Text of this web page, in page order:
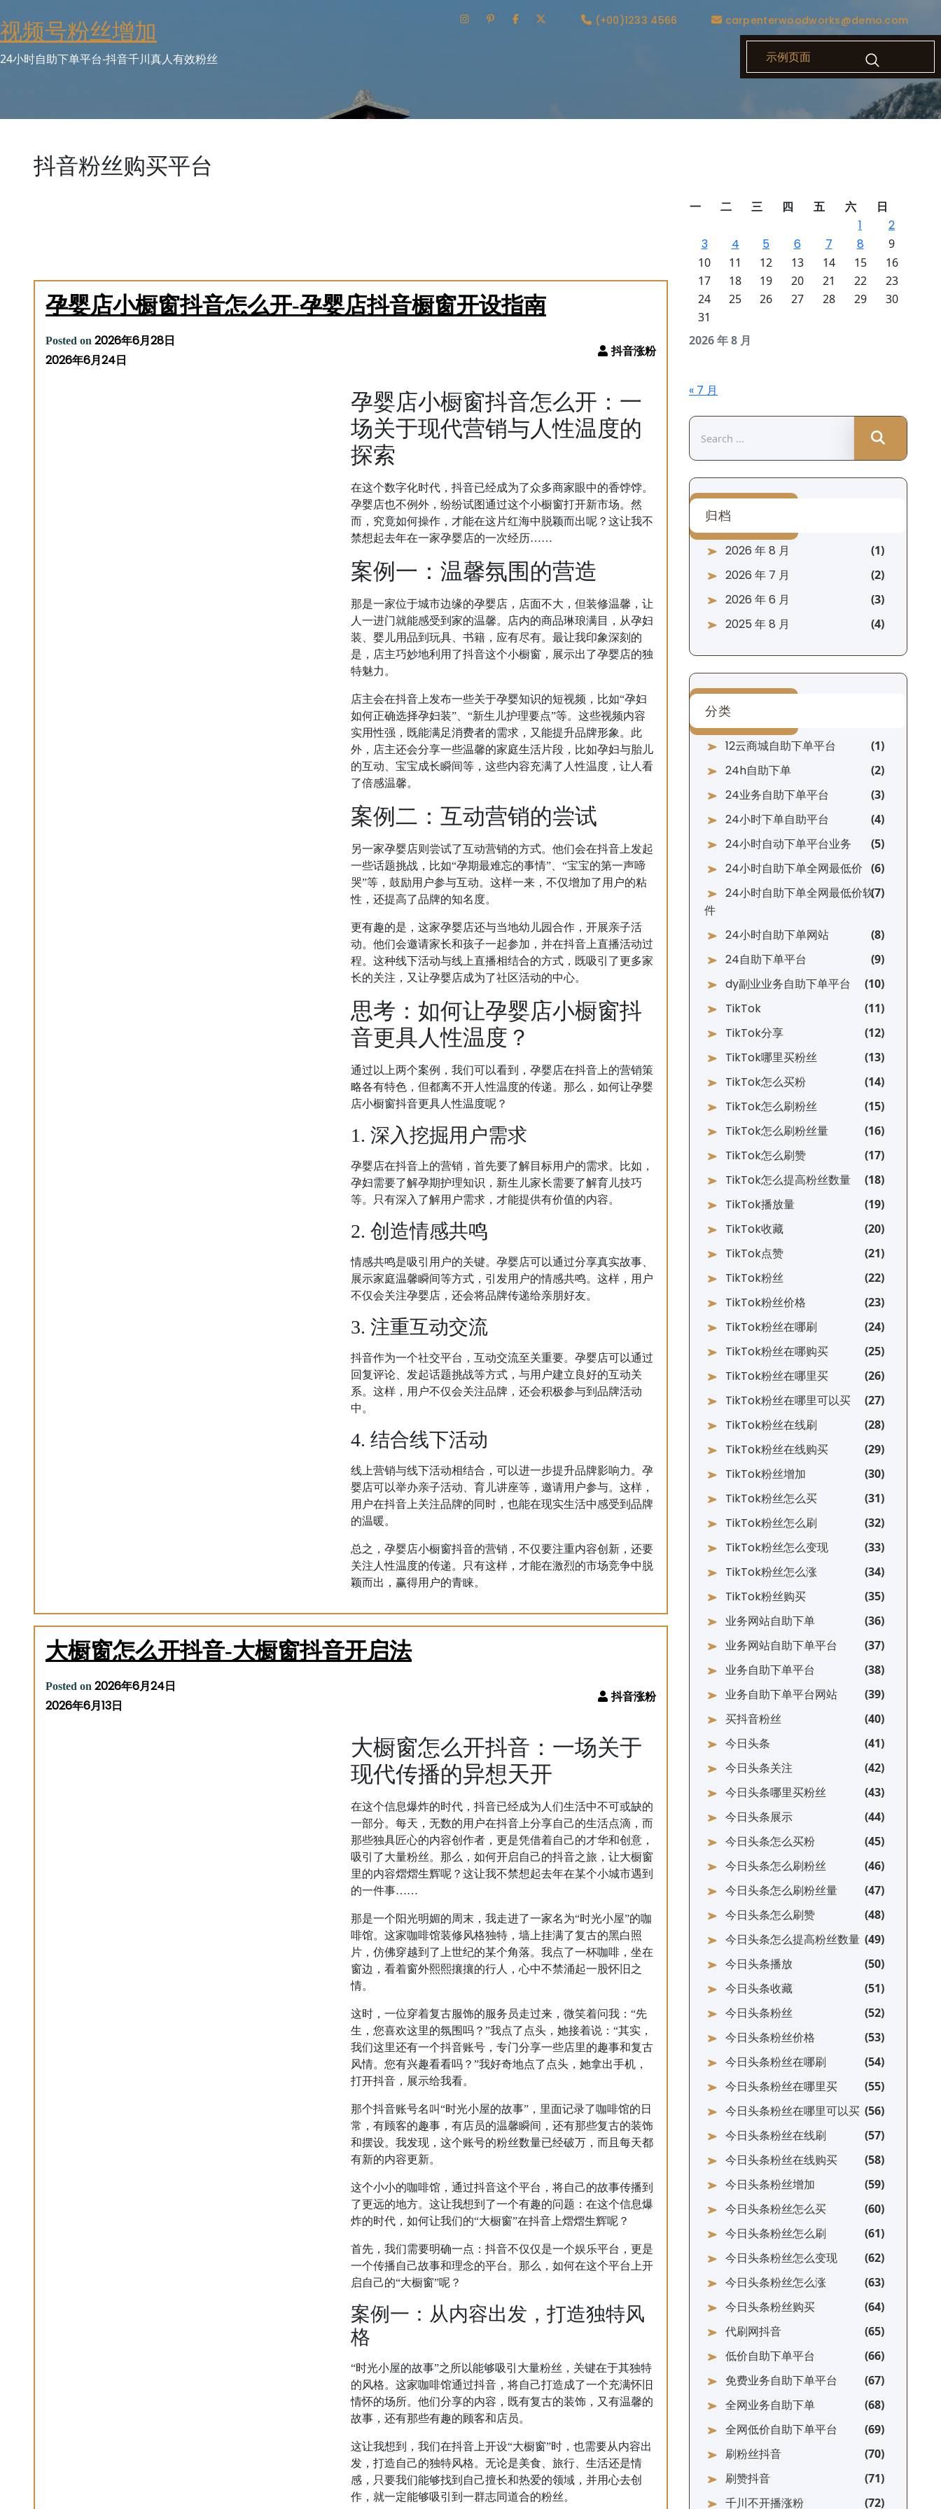
to
content
视频号粉丝增加
24小时自助下单平台-抖音千川真人有效粉丝
(+00)1233 4566 carpenterwoodworks@demo.com
示例页面
抖音粉丝购买平台
孕婴店小橱窗抖音怎么开-孕婴店抖音橱窗开设指南
Posted on 2026年6月28日
2026年6月24日
孕婴店小橱窗抖音怎么开：一
场关于现代营销与人性温度的
探索
在这个数字化时代，抖音已经成为了众多商家眼中的香饽饽。
孕婴店也不例外，纷纷试图通过这个小橱窗打开新市场。然
而，究竟如何操作，才能在这片红海中脱颖而出呢？这让我不
禁想起去年在一家孕婴店的一次经历……
案例一：温馨氛围的营造
那是一家位于城市边缘的孕婴店，店面不大，但装修温馨，让
人一进门就能感受到家的温馨。店内的商品琳琅满目，从孕妇
装、婴儿用品到玩具、书籍，应有尽有。最让我印象深刻的
是，店主巧妙地利用了抖音这个小橱窗，展示出了孕婴店的独
特魅力。
店主会在抖音上发布一些关于孕婴知识的短视频，比如“孕妇
如何正确选择孕妇装”、“新生儿护理要点”等。这些视频内容
实用性强，既能满足消费者的需求，又能提升品牌形象。此
外，店主还会分享一些温馨的家庭生活片段，比如孕妇与胎儿
的互动、宝宝成长瞬间等，这些内容充满了人性温度，让人看
了倍感温馨。
案例二：互动营销的尝试
另一家孕婴店则尝试了互动营销的方式。他们会在抖音上发起
一些话题挑战，比如“孕期最难忘的事情”、“宝宝的第一声啼
哭”等，鼓励用户参与互动。这样一来，不仅增加了用户的粘
性，还提高了品牌的知名度。
更有趣的是，这家孕婴店还与当地幼儿园合作，开展亲子活
动。他们会邀请家长和孩子一起参加，并在抖音上直播活动过
程。这种线下活动与线上直播相结合的方式，既吸引了更多家
长的关注，又让孕婴店成为了社区活动的中心。
思考：如何让孕婴店小橱窗抖
音更具人性温度？
通过以上两个案例，我们可以看到，孕婴店在抖音上的营销策
略各有特色，但都离不开人性温度的传递。那么，如何让孕婴
店小橱窗抖音更具人性温度呢？
1. 深入挖掘用户需求
孕婴店在抖音上的营销，首先要了解目标用户的需求。比如，
孕妇需要了解孕期护理知识，新生儿家长需要了解育儿技巧
等。只有深入了解用户需求，才能提供有价值的内容。
2. 创造情感共鸣
情感共鸣是吸引用户的关键。孕婴店可以通过分享真实故事、
展示家庭温馨瞬间等方式，引发用户的情感共鸣。这样，用户
不仅会关注孕婴店，还会将品牌传递给亲朋好友。
3. 注重互动交流
抖音作为一个社交平台，互动交流至关重要。孕婴店可以通过
回复评论、发起话题挑战等方式，与用户建立良好的互动关
系。这样，用户不仅会关注品牌，还会积极参与到品牌活动
中。
4. 结合线下活动
线上营销与线下活动相结合，可以进一步提升品牌影响力。孕
婴店可以举办亲子活动、育儿讲座等，邀请用户参与。这样，
用户在抖音上关注品牌的同时，也能在现实生活中感受到品牌
的温暖。
总之，孕婴店小橱窗抖音的营销，不仅要注重内容创新，还要
关注人性温度的传递。只有这样，才能在激烈的市场竞争中脱
颖而出，赢得用户的青睐。
大橱窗怎么开抖音-大橱窗抖音开启法
Posted on 2026年6月24日
2026年6月13日
大橱窗怎么开抖音：一场关于
现代传播的异想天开
在这个信息爆炸的时代，抖音已经成为人们生活中不可或缺的
一部分。每天，无数的用户在抖音上分享自己的生活点滴，而
那些独具匠心的内容创作者，更是凭借着自己的才华和创意，
吸引了大量粉丝。那么，如何开启自己的抖音之旅，让大橱窗
里的内容熠熠生辉呢？这让我不禁想起去年在某个小城市遇到
的一件事……
那是一个阳光明媚的周末，我走进了一家名为“时光小屋”的咖
啡馆。这家咖啡馆装修风格独特，墙上挂满了复古的黑白照
片，仿佛穿越到了上世纪的某个角落。我点了一杯咖啡，坐在
窗边，看着窗外熙熙攘攘的行人，心中不禁涌起一股怀旧之
情。
这时，一位穿着复古服饰的服务员走过来，微笑着问我：“先
生，您喜欢这里的氛围吗？”我点了点头，她接着说：“其实，
我们这里还有一个抖音账号，专门分享一些店里的趣事和复古
风情。您有兴趣看看吗？”我好奇地点了点头，她拿出手机，
打开抖音，展示给我看。
那个抖音账号名叫“时光小屋的故事”，里面记录了咖啡馆的日
常，有顾客的趣事，有店员的温馨瞬间，还有那些复古的装饰
和摆设。我发现，这个账号的粉丝数量已经破万，而且每天都
有新的内容更新。
这个小小的咖啡馆，通过抖音这个平台，将自己的故事传播到
了更远的地方。这让我想到了一个有趣的问题：在这个信息爆
炸的时代，如何让我们的“大橱窗”在抖音上熠熠生辉呢？
首先，我们需要明确一点：抖音不仅仅是一个娱乐平台，更是
一个传播自己故事和理念的平台。那么，如何在这个平台上开
启自己的“大橱窗”呢？
案例一：从内容出发，打造独特风
格
“时光小屋的故事”之所以能够吸引大量粉丝，关键在于其独特
的风格。这家咖啡馆通过抖音，将自己打造成了一个充满怀旧
情怀的场所。他们分享的内容，既有复古的装饰，又有温馨的
故事，还有那些有趣的顾客和店员。
这让我想到，我们在抖音上开设“大橱窗”时，也需要从内容出
发，打造自己的独特风格。无论是美食、旅行、生活还是情
感，只要我们能够找到自己擅长和热爱的领域，并用心去创
作，就一定能够吸引到一群志同道合的粉丝。
2026 年 8 月
一 二 三 四 五 六 日
1
2
3
4 5 6 7 8
9
10
11 12 13 14 15
16
17
18 19 20 21 22
23
24
25 26 27 28 29
30
31
« 7 月
for:
归档
2026 年 8 月
2026 年 7 月
2026 年 6 月
2025 年 8 月
分类
12云商城自助下单平台
24h自助下单
24业务自助下单平台
24小时下单自助平台
24小时自动下单平台业务
24小时自助下单全网最低价
24小时自助下单全网最低价软
件
24小时自助下单网站
24自助下单平台
dy副业业务自助下单平台
TikTok
TikTok分享
TikTok哪里买粉丝
TikTok怎么买粉
TikTok怎么刷粉丝
TikTok怎么刷粉丝量
TikTok怎么刷赞
TikTok怎么提高粉丝数量
TikTok播放量
TikTok收藏
TikTok点赞
TikTok粉丝
TikTok粉丝价格
TikTok粉丝在哪刷
TikTok粉丝在哪购买
TikTok粉丝在哪里买
TikTok粉丝在哪里可以买
TikTok粉丝在线刷
TikTok粉丝在线购买
TikTok粉丝增加
TikTok粉丝怎么买
TikTok粉丝怎么刷
TikTok粉丝怎么变现
TikTok粉丝怎么涨
TikTok粉丝购买
业务网站自助下单
业务网站自助下单平台
业务自助下单平台
业务自助下单平台网站
买抖音粉丝
今日头条
今日头条关注
今日头条哪里买粉丝
今日头条展示
今日头条怎么买粉
今日头条怎么刷粉丝
今日头条怎么刷粉丝量
今日头条怎么刷赞
今日头条怎么提高粉丝数量
今日头条播放
今日头条收藏
今日头条粉丝
今日头条粉丝价格
今日头条粉丝在哪刷
今日头条粉丝在哪里买
今日头条粉丝在哪里可以买
今日头条粉丝在线刷
今日头条粉丝在线购买
今日头条粉丝增加
今日头条粉丝怎么买
今日头条粉丝怎么刷
今日头条粉丝怎么变现
今日头条粉丝怎么涨
今日头条粉丝购买
代刷网抖音
低价自助下单平台
免费业务自助下单平台
全网业务自助下单
全网低价自助下单平台
刷粉丝抖音
刷赞抖音
千川不开播涨粉